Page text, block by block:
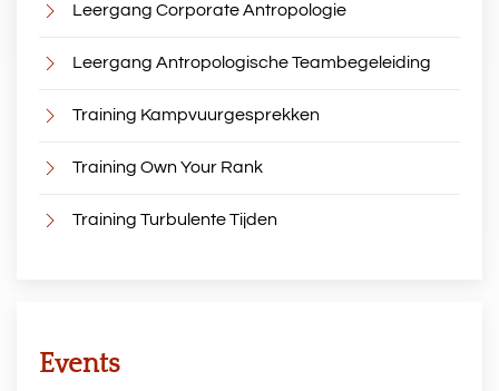
Leergang Corporate Antropologie
Leergang Antropologische Teambegeleiding
Training Kampvuurgesprekken
Training Own Your Rank
Training Turbulente Tijden
Events